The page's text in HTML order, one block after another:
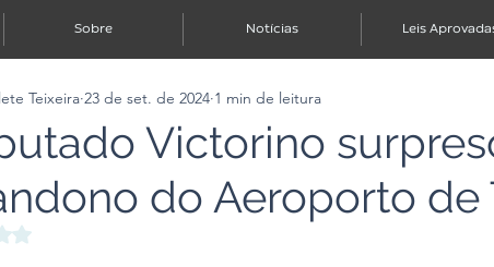
Sobre Notícias Leis
Victorino
do Aeroporto de
Teixeira 23 de set. de 2024 1 min de leitura
com NaN de 5 estrelas.